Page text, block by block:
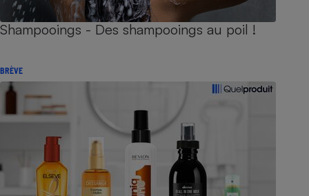
Shampooings - Des shampooings au poil !
BRÈVE